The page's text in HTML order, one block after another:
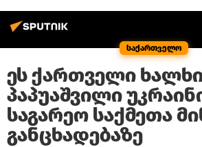
საქართველო
ეს ქართველი
პაპუაშვილი
საგარეო საქმეთა
განცხადებაზე